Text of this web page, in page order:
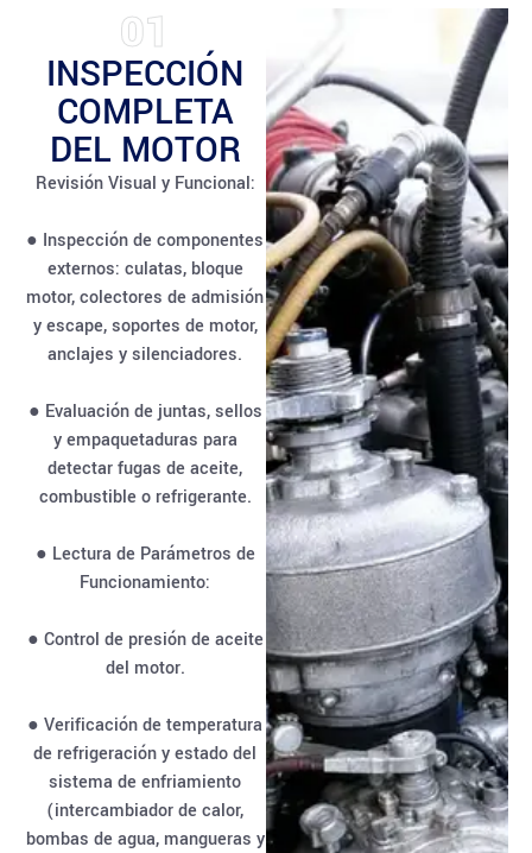
01
INSPECCIÓN
COMPLETA
DEL MOTOR
Revisión Visual y Funcional:
● Inspección de componentes
externos: culatas, bloque
motor, colectores de admisión
y escape, soportes de motor,
anclajes y silenciadores.
● Evaluación de juntas, sellos
y empaquetaduras para
detectar fugas de aceite,
combustible o refrigerante.
● Lectura de Parámetros de
Funcionamiento:
● Control de presión de aceite
del motor.
● Verificación de temperatura
de refrigeración y estado del
sistema de enfriamiento
(intercambiador de calor,
bombas de agua, mangueras y